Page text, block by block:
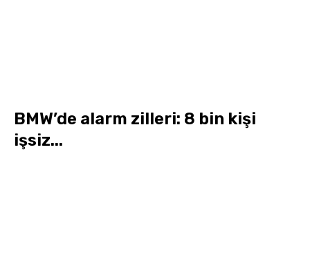
BMW’de alarm zilleri: 8 bin kişi
işsiz...